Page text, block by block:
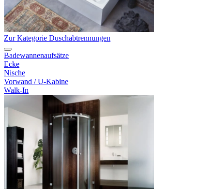
Zur Kategorie Duschabtrennungen
Badewannenaufsätze
Ecke
Nische
Vorwand / U-Kabine
Walk-In